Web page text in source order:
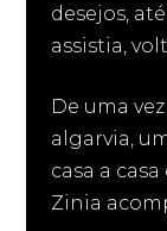
desejos,
assistia,
De uma
algarvia,
casa a
Zinia